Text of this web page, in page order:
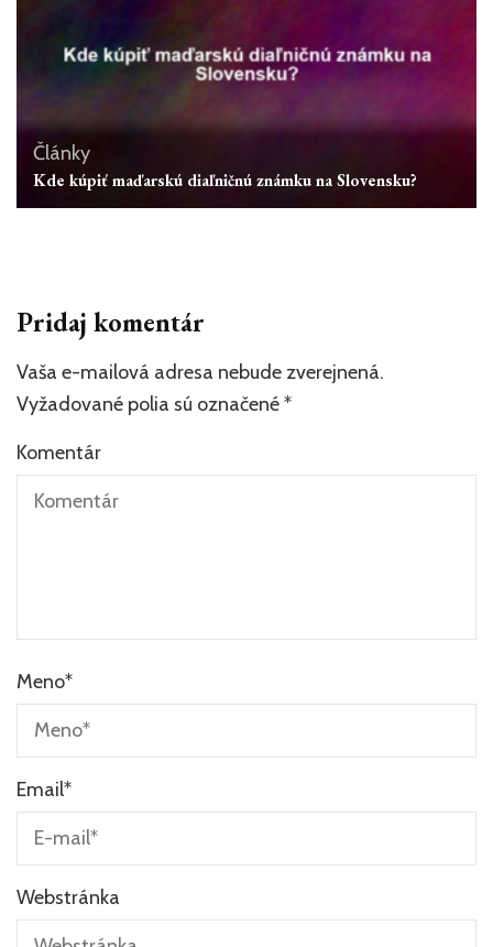
Články
Kde kúpiť maďarskú diaľničnú známku na Slovensku?
Pridaj komentár
Vaša e-mailová adresa nebude zverejnená.
Vyžadované polia sú označené*
Komentár
Meno*
Email*
Webstránka